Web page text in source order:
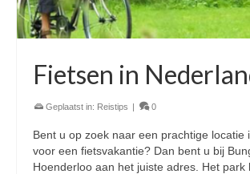
Fietsen in
Geplaatst in: Reistips | 0
Bent u op zoek naar een prachtige locatie
voor een fietsvakantie? Dan bent u bij
Hoenderloo aan het juiste adres. Het park